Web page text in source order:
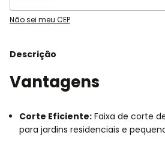
Não sei meu CEP
Descrição
Vantagens
Corte Eficiente: Faixa de corte
para jardins residenciais e